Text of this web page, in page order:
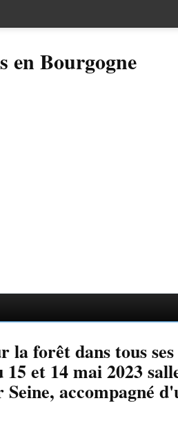
en Bourgogne
la forêt dans tous
15 et 14 mai 2023
accompagné